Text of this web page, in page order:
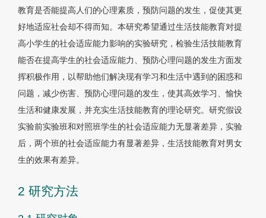
教育是否能提高人们的心理素质，预防问题的发生，促使其更
好地适应社会却不得而知。本研究希望通过生活技能教育对提
高小学生的社会适应能力影响的实验研究，检验生活技能教育
能否在提高学生的社会适应能力、预防心理问题的发生方面发
挥积极作用，以帮助他们解决现有学习和生活中遇到的困惑和
问题，减少伤害、预防心理问题的发生，使其高效学习、愉快
生活和健康发展，并充实生活技能教育的理论研究。研究假设
实验前实验班和对照班学生的社会适应能力无显著差异，实验
后，两个班的社会适应能力有显著差异，生活技能教育对男女
生的效果有差异。
2 研究方法